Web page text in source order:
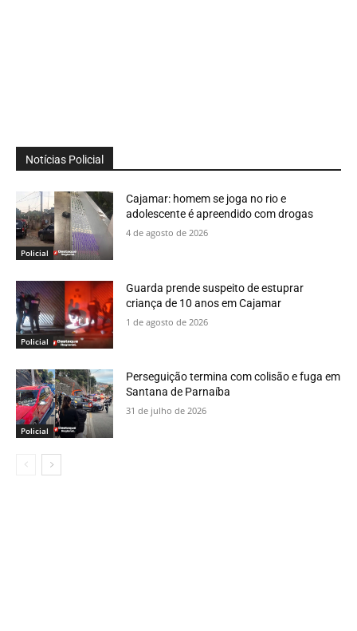
Notícias Policial
Policial
Cajamar: homem se joga no rio e
adolescente é apreendido com drogas
4 de agosto de 2026
Policial
Guarda prende suspeito de estuprar
criança de 10 anos em Cajamar
1 de agosto de 2026
Policial
Perseguição termina com colisão e fuga em
Santana de Parnaíba
31 de julho de 2026